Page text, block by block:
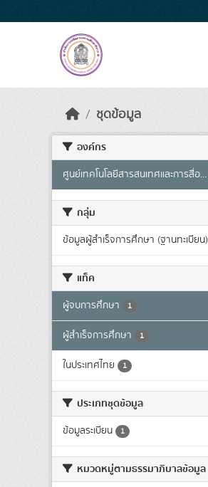
ชุดข้อมูล
องค์กร
ศูนย์เทคโนโลยีสารสนเทศและการสื่อ...
กลุ่ม
ข้อมูลผู้สำเร็จการศึกษา (ฐานทะเบียน)
แท็ค
ผู้จบการศึกษา 1
ผู้สำเร็จการศึกษา 1
ในประเทศไทย 1
ประเภทชุดข้อมูล
ข้อมูลระเบียน 1
หมวดหมู่ตามธรรมาภิบาลข้อมูล